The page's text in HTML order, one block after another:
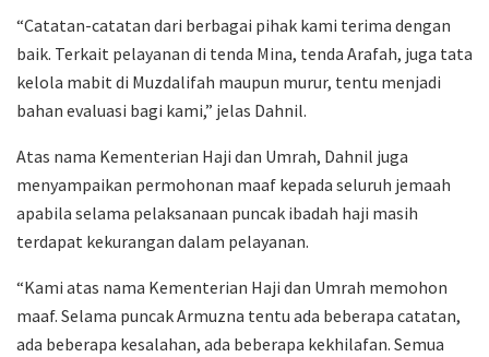
“Catatan-catatan dari berbagai pihak kami terima dengan
baik. Terkait pelayanan di tenda Mina, tenda Arafah, juga tata
kelola mabit di Muzdalifah maupun murur, tentu menjadi
bahan evaluasi bagi kami,” jelas Dahnil.
Atas nama Kementerian Haji dan Umrah, Dahnil juga
menyampaikan permohonan maaf kepada seluruh jemaah
apabila selama pelaksanaan puncak ibadah haji masih
terdapat kekurangan dalam pelayanan.
“Kami atas nama Kementerian Haji dan Umrah memohon
maaf. Selama puncak Armuzna tentu ada beberapa catatan,
ada beberapa kesalahan, ada beberapa kekhilafan. Semua